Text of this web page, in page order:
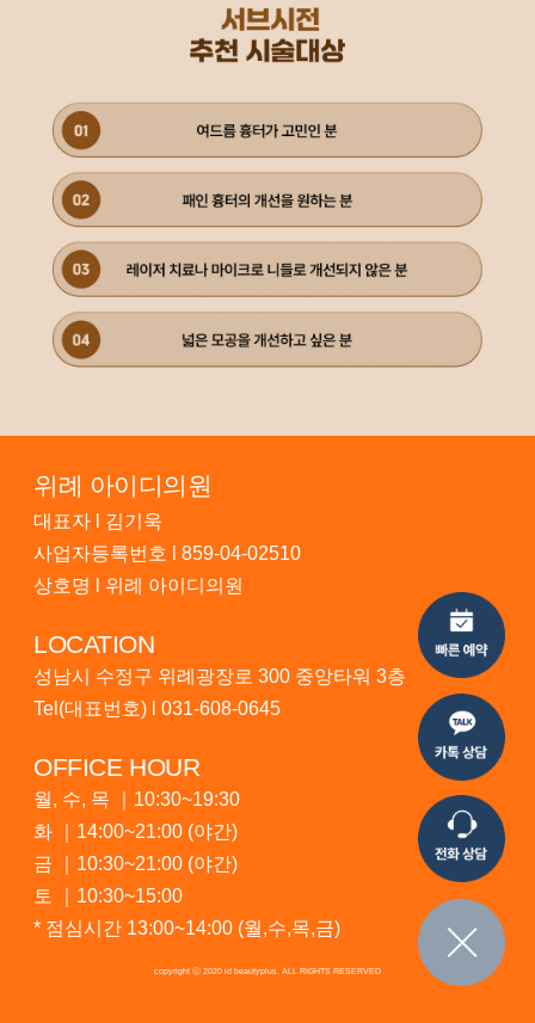
위례 아이디의원
대표자 l 김기욱
사업자등록번호 l 859-04-02510
상호명 l 위례 아이디의원
LOCATION
성남시 수정구 위례광장로 300 중앙타워 3층
Tel(대표번호) l 031-608-0645
OFFICE HOUR
월, 수, 목 ｜10:30~19:30
화 ｜14:00~21:00 (야간)
금 ｜10:30~21:00 (야간)
토 ｜10:30~15:00
* 점심시간 13:00~14:00 (월,수,목,금)
copyright ⓒ 2020 id beautyplus. ALL RIGHTS RESERVED